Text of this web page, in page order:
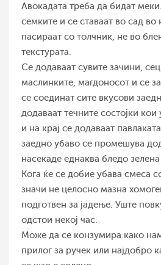
Авокадата треба да бидат
семките и се ставаат во сад во
пасираат со толчник, не во
текстурата.
Се додаваат сувите зачини,
маслинките, магдоносот и се
се соединат сите вкусови
додаваат течните состојки
и на крај се додаваат
заедно убаво се промешува
насекаде еднаква бледо зелена
Кога ќе се добие убава смеса
значи не целосно мазна
подготвен за јадење. Уште
одстои некој час.
Може да се конзумира како
прилог за ручек или најдобро